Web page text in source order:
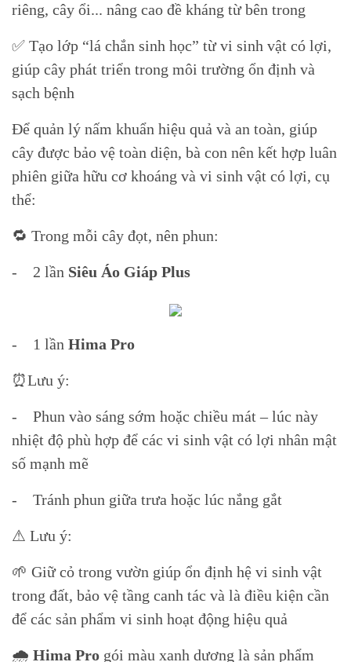
riêng, cây ổi... nâng cao đề kháng từ bên trong
✅ Tạo lớp “lá chắn sinh học” từ vi sinh vật có lợi,
giúp cây phát triển trong môi trường ổn định và
sạch bệnh
Để quản lý nấm khuẩn hiệu quả và an toàn, giúp
cây được bảo vệ toàn diện, bà con nên kết hợp luân
phiên giữa hữu cơ khoáng và vi sinh vật có lợi, cụ
thể:
🔁 Trong mỗi cây đọt, nên phun:
- 2 lần Siêu Áo Giáp Plus
- 1 lần Hima Pro
⏰Lưu ý:
- Phun vào sáng sớm hoặc chiều mát – lúc này
nhiệt độ phù hợp để các vi sinh vật có lợi nhân mật
số mạnh mẽ
- Tránh phun giữa trưa hoặc lúc nắng gắt
⚠ Lưu ý:
🌱 Giữ cỏ trong vườn giúp ổn định hệ vi sinh vật
trong đất, bảo vệ tầng canh tác và là điều kiện cần
để các sản phẩm vi sinh hoạt động hiệu quả
🌧️ Hima Pro gói màu xanh dương là sản phẩm